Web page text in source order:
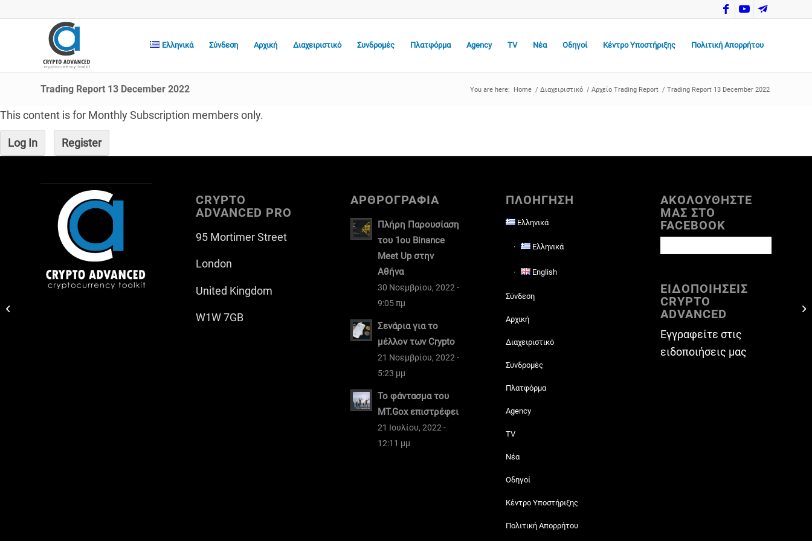
Ελληνικά Σύνδεση Αρχική Διαχειριστικό Συνδρομές Πλατφόρμα Agency TV Νέα Οδηγοί Κέντρο Υποστήριξης Πολιτική Απορρήτου
Trading Report 13 December 2022 You are here: Home / Διαχειριστικό / Αρχείο Trading Report / Trading Report 13 December 2022
This content is for Monthly Subscription members only.
Log In Register
CRYPTO
ADVANCED PRO
95 Mortimer Street
London
United Kingdom
W1W 7GB
ΑΡΘΡΟΓΡΑΦΙΑ
Πλήρη Παρουσίαση
του 1ου Binance
Meet Up στην
Αθήνα
30 Νοεμβρίου, 2022 -
9:05 πμ
Σενάρια για το
μέλλον των Crypto
21 Νοεμβρίου, 2022 -
5:23 μμ
Το φάντασμα του
MT.Gox επιστρέφει
21 Ιουλίου, 2022 -
12:11 μμ
ΠΛΟΗΓΗΣΗ
Ελληνικά
Ελληνικά
English
Σύνδεση
Αρχική
Διαχειριστικό
Συνδρομές
Πλατφόρμα
Agency
TV
Νέα
Οδηγοί
Κέντρο Υποστήριξης
Πολιτική Απορρήτου
ΑΚΟΛΟΥΘΗΣΤΕ
ΜΑΣ ΣΤΟ
FACEBOOK
ΕΙΔΟΠΟΙΗΣΕΙΣ
CRYPTO
ADVANCED
Εγγραφείτε στις
ειδοποιήσεις μας